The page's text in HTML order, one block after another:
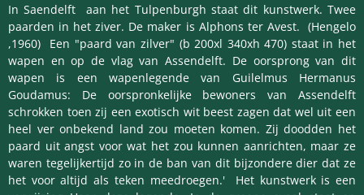
In Saendelft aan het Tulpenburgh staat dit kunstwerk. Twee
paarden in het ziver. De maker is Alphons ter Avest. (Hengelo
,1960) Een "paard van zilver" (b 200xl 340xh 470) staat in het
wapen en op de vlag van Assendelft. De oorsprong van dit
wapen is een wapenlegende van Guilelmus Hermanus
Goudamus: De oorspronkelijke bewoners van Assendelft
schrokken toen zij een exotisch wit beest zagen dat wel uit een
heel ver onbekend land zou moeten komen. Zij doodden het
paard uit angst voor wat het zou kunnen aanrichten, maar ze
waren tegelijkertijd zo in de ban van dit bijzondere dier dat ze
het voor altijd als teken meedroegen.' Het kunstwerk is een